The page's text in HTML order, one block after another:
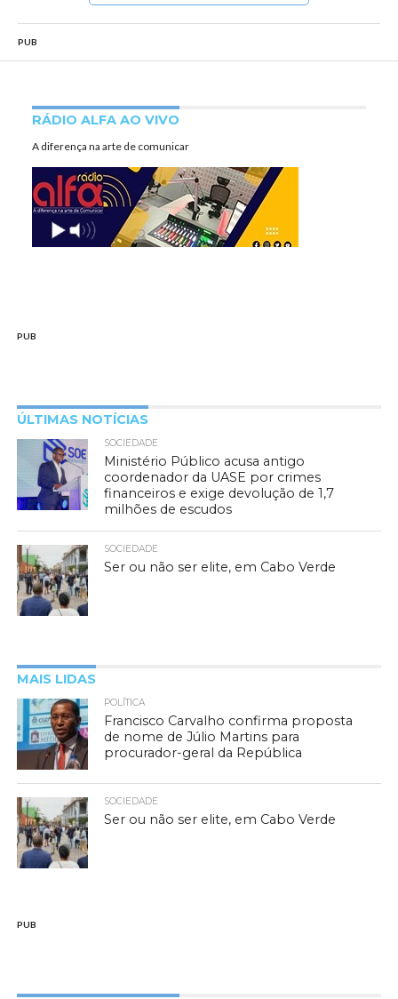
PUB
RÁDIO ALFA AO VIVO
A diferença na arte de comunicar
PUB
ÚLTIMAS NOTÍCIAS
SOCIEDADE
Ministério Público acusa antigo
coordenador da UASE por crimes
financeiros e exige devolução de 1,7
milhões de escudos
SOCIEDADE
Ser ou não ser elite, em Cabo Verde
MAIS LIDAS
POLÍTICA
Francisco Carvalho confirma proposta
de nome de Júlio Martins para
procurador-geral da República
SOCIEDADE
Ser ou não ser elite, em Cabo Verde
PUB